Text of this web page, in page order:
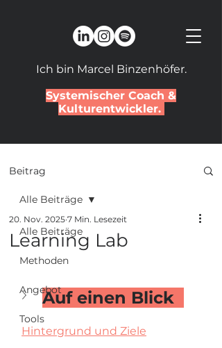
Ich bin Marcel Binzenhöfer.
Systemischer Coach &
Kulturentwickler.
Beitrag
Alle Beiträge
Methoden
Angebot
Tools
Alle Beiträge
Learning Lab
20. Nov. 2025 7 Min. Lesezeit
Auf einen Blick
Hintergrund und Ziele